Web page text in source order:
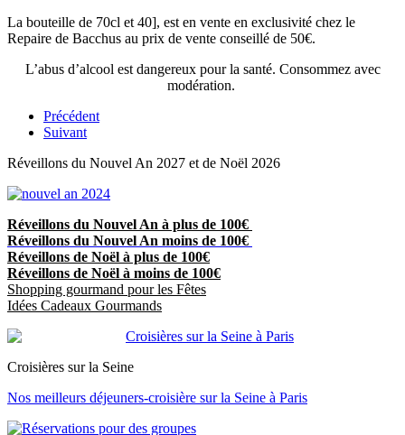
La bouteille de 70cl et 40], est en vente en exclusivité chez le
Repaire de Bacchus au prix de vente conseillé de 50€.
L’abus d’alcool est dangereux pour la santé. Consommez avec
modération.
Précédent
Suivant
Réveillons du Nouvel An 2027 et de Noël 2026
Réveillons du Nouvel An à plus de 100€
Réveillons du Nouvel An moins de 100€
Réveillons de Noël à plus de 100€
Réveillons de Noël à moins de 100€
Shopping gourmand pour les Fêtes
Idées Cadeaux Gourmands
Croisières sur la Seine
Nos meilleurs déjeuners-croisière sur la Seine à Paris